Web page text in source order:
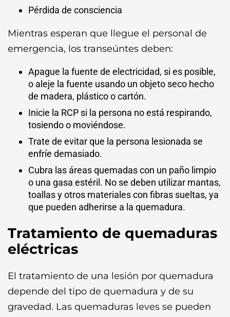
Pérdida de consciencia
Mientras esperan que llegue el personal de
emergencia, los transeúntes deben:
Apague la fuente de electricidad, si es posible,
o aleje la fuente usando un objeto seco hecho
de madera, plástico o cartón.
Inicie la RCP si la persona no está respirando,
tosiendo o moviéndose.
Trate de evitar que la persona lesionada se
enfríe demasiado.
Cubra las áreas quemadas con un paño limpio
o una gasa estéril. No se deben utilizar mantas,
toallas y otros materiales con fibras sueltas, ya
que pueden adherirse a la quemadura.
Tratamiento de quemaduras
eléctricas
El tratamiento de una lesión por quemadura
depende del tipo de quemadura y de su
gravedad. Las quemaduras leves se pueden